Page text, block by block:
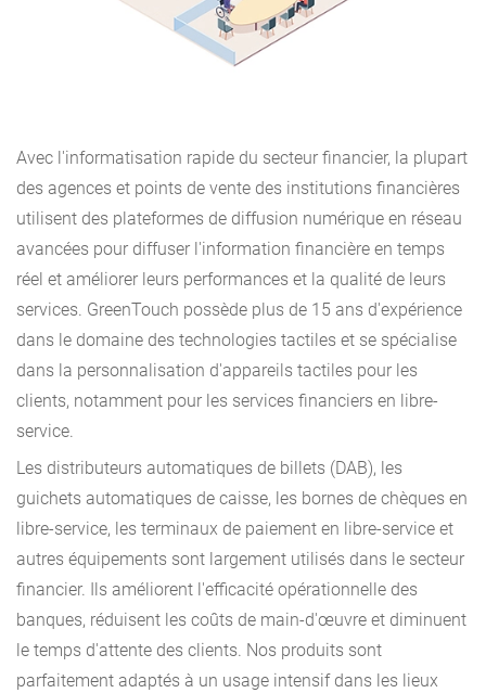
Avec l'informatisation rapide du secteur financier, la plupart
des agences et points de vente des institutions financières
utilisent des plateformes de diffusion numérique en réseau
avancées pour diffuser l'information financière en temps
réel et améliorer leurs performances et la qualité de leurs
services. GreenTouch possède plus de 15 ans d'expérience
dans le domaine des technologies tactiles et se spécialise
dans la personnalisation d'appareils tactiles pour les
clients, notamment pour les services financiers en libre-
service.
Les distributeurs automatiques de billets (DAB), les
guichets automatiques de caisse, les bornes de chèques en
libre-service, les terminaux de paiement en libre-service et
autres équipements sont largement utilisés dans le secteur
financier. Ils améliorent l'efficacité opérationnelle des
banques, réduisent les coûts de main-d'œuvre et diminuent
le temps d'attente des clients. Nos produits sont
parfaitement adaptés à un usage intensif dans les lieux